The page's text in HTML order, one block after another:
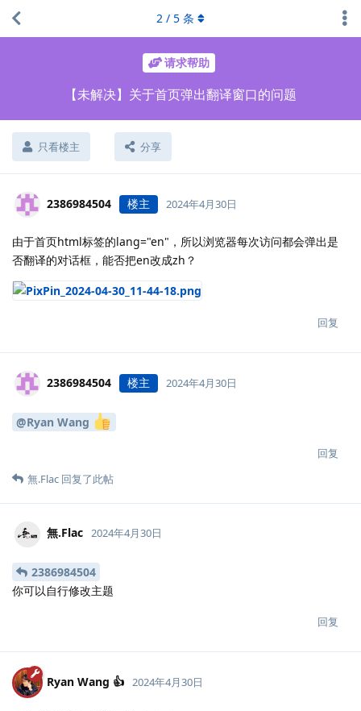
请求帮助
【未解决】关于首页弹出翻译窗口的问题
只看楼主 分享
2 / 5 条
2386984504 楼主 2024年4月30日
由于首页html标签的lang="en"，所以浏览器每次访问都会弹出是
否翻译的对话框，能否把en改成zh？
回复
2386984504 楼主 2024年4月30日
@Ryan Wang
回复
無.​Flac 回复了此帖
無.​Flac 2024年4月30日
2386984504
你可以自行修改主题
回复
Ryan Wang 👍 2024年4月30日